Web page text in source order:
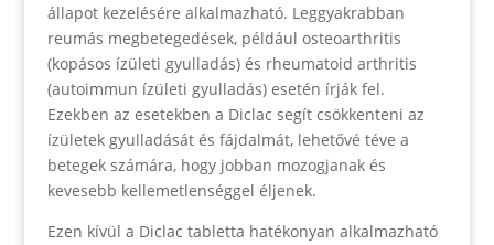
állapot kezelésére alkalmazható. Leggyakrabban
reumás megbetegedések, például osteoarthritis
(kopásos ízületi gyulladás) és rheumatoid arthritis
(autoimmun ízületi gyulladás) esetén írják fel.
Ezekben az esetekben a Diclac segít csökkenteni az
ízületek gyulladását és fájdalmát, lehetővé téve a
betegek számára, hogy jobban mozogjanak és
kevesebb kellemetlenséggel éljenek.
Ezen kívül a Diclac tabletta hatékonyan alkalmazható